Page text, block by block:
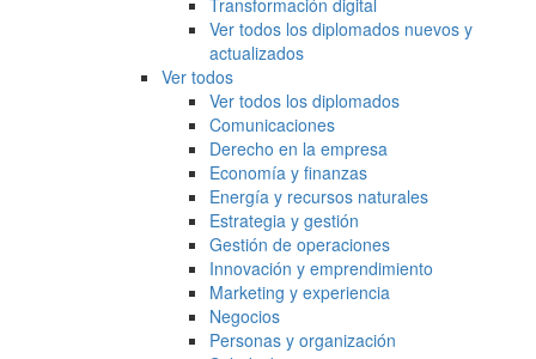
Transformación digital
Ver todos los diplomados nuevos y
actualizados
Ver todos
Ver todos los diplomados
Comunicaciones
Derecho en la empresa
Economía y finanzas
Energía y recursos naturales
Estrategia y gestión
Gestión de operaciones
Innovación y emprendimiento
Marketing y experiencia
Negocios
Personas y organización